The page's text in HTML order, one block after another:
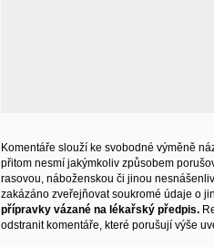
Komentáře slouží ke svobodné výměně
přitom nesmí jakýmkoliv způsobem
rasovou, náboženskou či jinou
zakázáno zveřejňovat soukromé údaje o
přípravky vázané na lékařský předpis.
odstranit komentáře, které porušují výše